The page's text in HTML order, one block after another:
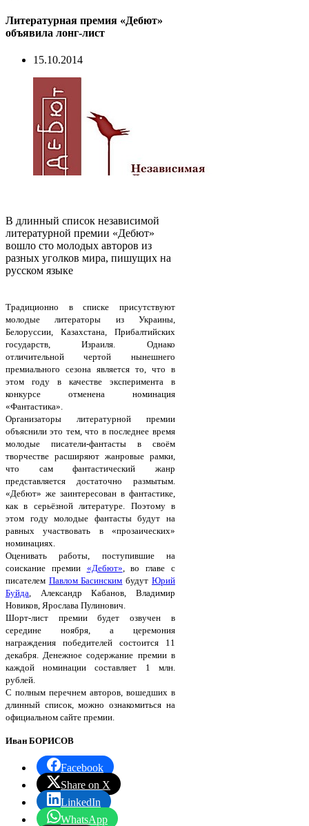
Литературная премия «Дебют»
объявила лонг-лист
15.10.2014
В длинный список независимой
литературной премии «Дебют»
вошло сто молодых авторов из
разных уголков мира, пишущих на
русском языке
Традиционно в списке присутствуют
молодые литераторы из Украины,
Белоруссии, Казахстана, Прибалтийских
государств, Израиля. Однако
отличительной чертой нынешнего
премиального сезона является то, что в
этом году в качестве эксперимента в
конкурсе отменена номинация
«Фантастика».
Организаторы литературной премии
объяснили это тем, что в последнее время
молодые писатели-фантасты в своём
творчестве расширяют жанровые рамки,
что сам фантастический жанр
представляется достаточно размытым.
«Дебют» же заинтересован в фантастике,
как в серьёзной литературе. Поэтому в
этом году молодые фантасты будут на
равных участвовать в «прозаических»
номинациях.
Оценивать работы, поступившие на
соискание премии «Дебют» , во главе с
писателем Павлом Басинским будут Юрий
Буйда , Александр Кабанов, Владимир
Новиков, Ярослава Пулинович.
Шорт-лист премии будет озвучен в
середине ноября, а церемония
награждения победителей состоится 11
декабря. Денежное содержание премии в
каждой номинации составляет 1 млн.
рублей.
С полным перечнем авторов, вошедших в
длинный список, можно ознакомиться на
официальном сайте премии.
Иван БОРИСОВ
Facebook
Share on X
LinkedIn
WhatsApp